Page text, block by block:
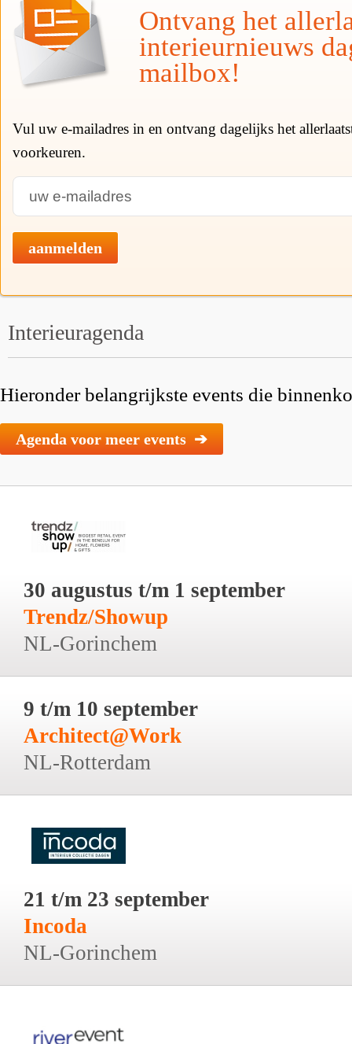
Ontvang het
interieurnieuws
mailbox!
Vul uw e-mailadres in en ontvang dagelijks het
voorkeuren.
aanmelden
Interieuragenda
Hieronder belangrijkste events die
Agenda voor meer events ➔
30 augustus t/m 1 september
Trendz/Showup
NL-Gorinchem
9 t/m 10 september
Architect@Work
NL-Rotterdam
21 t/m 23 september
Incoda
NL-Gorinchem